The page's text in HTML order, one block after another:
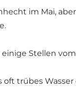
im Mai,
Stellen
oft trübes Wasser